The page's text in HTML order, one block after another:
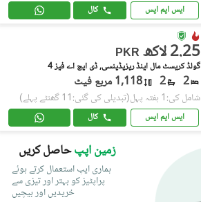
ایس ایم ایس کال
PKR 2.25 لاکھ
گولڈ کریسٹ مال اینڈ ریزیڈینسی, ڈی ایچ اے فیز 4
2
2 1,118 مربع فیٹ
شامل کی:1 ہفتہ پہل (تبدیلی کی گئی:11 گھنٹے پہلے)
ایس ایم ایس کال
زمین اپپحاصل کریں
ہماری ایپ استعمال کرتے ہوئے
پراپٹیز کو بہتر اور تیزی سے
خریدیں اور بیچیں